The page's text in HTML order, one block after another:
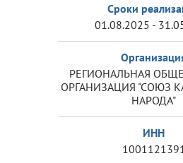
Сроки
01.08.2025 -
РЕГИОНАЛЬНАЯ
ОРГАНИЗАЦИЯ "СОЮЗ
НАРОДА"
ИНН
1001121391